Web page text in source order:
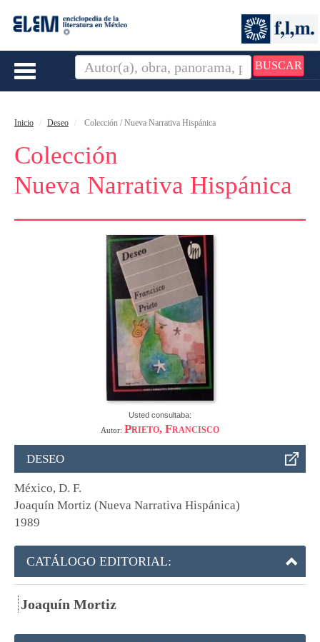
BUSCAR
Toggle
Inicio Deseo Colección / Nueva Narrativa Hispánica
Colección
Nueva Narrativa Hispánica
Usted consultaba:
Autor: Prieto, Francisco
DESEO
México, D. F.
Joaquín Mortiz (Nueva Narrativa Hispánica)
1989
CATÁLOGO EDITORIAL:
Joaquín Mortiz